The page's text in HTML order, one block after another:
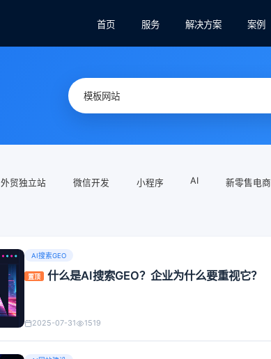
首页 服务 解决方案 案例
外贸独立站 微信开发 小程序 AI 新零售电商
AI搜索GEO
置顶 什么是AI搜索GEO？企业为什么要重视它？
2025-07-31 1519